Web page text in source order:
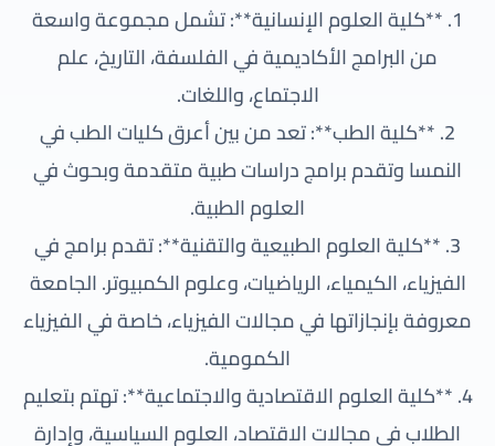
1. **كلية العلوم الإنسانية**: تشمل مجموعة واسعة
من البرامج الأكاديمية في الفلسفة، التاريخ، علم
الاجتماع، واللغات.
2. **كلية الطب**: تعد من بين أعرق كليات الطب في
النمسا وتقدم برامج دراسات طبية متقدمة وبحوث في
العلوم الطبية.
3. **كلية العلوم الطبيعية والتقنية**: تقدم برامج في
الفيزياء، الكيمياء، الرياضيات، وعلوم الكمبيوتر. الجامعة
معروفة بإنجازاتها في مجالات الفيزياء، خاصة في الفيزياء
الكمومية.
4. **كلية العلوم الاقتصادية والاجتماعية**: تهتم بتعليم
الطلاب في مجالات الاقتصاد، العلوم السياسية، وإدارة